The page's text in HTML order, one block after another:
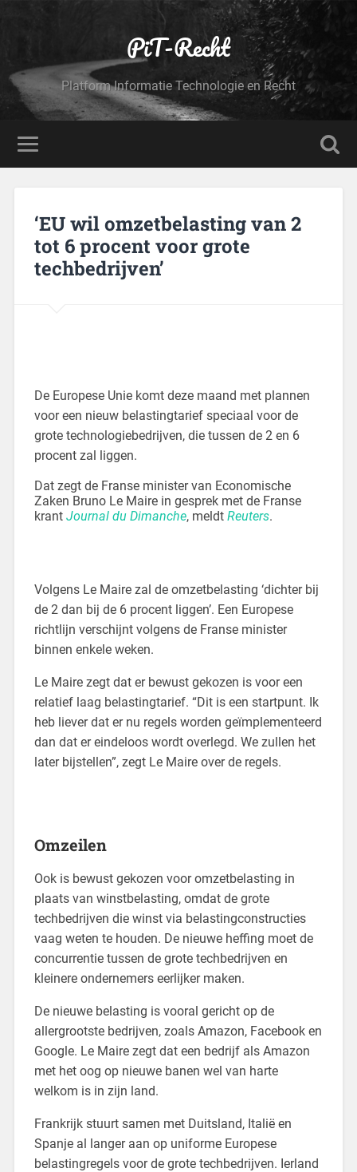
PiT-Recht
Platform Informatie Technologie en Recht
‘EU wil omzetbelasting van 2
tot 6 procent voor grote
techbedrijven’
De Europese Unie komt deze maand met plannen
voor een nieuw belastingtarief speciaal voor de
grote technologiebedrijven, die tussen de 2 en 6
procent zal liggen.
Dat zegt de Franse minister van Economische
Zaken Bruno Le Maire in gesprek met de Franse
krant Journal du Dimanche, meldt Reuters.
Volgens Le Maire zal de omzetbelasting ‘dichter bij
de 2 dan bij de 6 procent liggen’. Een Europese
richtlijn verschijnt volgens de Franse minister
binnen enkele weken.
Le Maire zegt dat er bewust gekozen is voor een
relatief laag belastingtarief. “Dit is een startpunt. Ik
heb liever dat er nu regels worden geïmplementeerd
dan dat er eindeloos wordt overlegd. We zullen het
later bijstellen”, zegt Le Maire over de regels.
Omzeilen
Ook is bewust gekozen voor omzetbelasting in
plaats van winstbelasting, omdat de grote
techbedrijven die winst via belastingconstructies
vaag weten te houden. De nieuwe heffing moet de
concurrentie tussen de grote techbedrijven en
kleinere ondernemers eerlijker maken.
De nieuwe belasting is vooral gericht op de
allergrootste bedrijven, zoals Amazon, Facebook en
Google. Le Maire zegt dat een bedrijf als Amazon
met het oog op nieuwe banen wel van harte
welkom is in zijn land.
Frankrijk stuurt samen met Duitsland, Italië en
Spanje al langer aan op uniforme Europese
belastingregels voor de grote techbedrijven. Ierland